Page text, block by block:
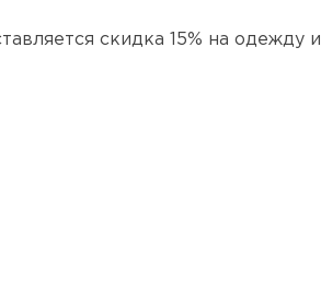
скидка 15% на одежду и